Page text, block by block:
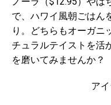
で、ハワイ風朝ごはん
り。どちらもオーガニ
チュラルテイストを活
を磨いてみませんか？
ア